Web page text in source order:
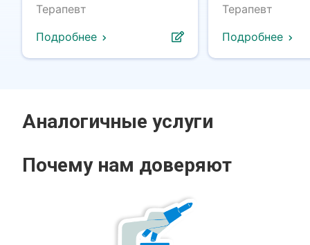
Терапевт
Подробнее
Терапевт
Подробнее
Аналогичные услуги
Почему нам доверяют